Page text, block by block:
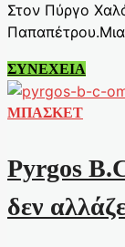
της
τοπικής
κοινωνίας
Στον Πύργο
Στον
Πύργο
Χαλάστρας
Ιωάννης
Παπαπέτρου
ΣΥΝΕΧΕΙΑ
ΜΠΑΣΚΕΤ
Pyrgos
δεν